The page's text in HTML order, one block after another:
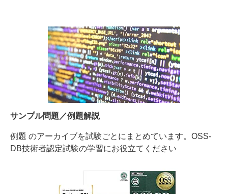
サンプル問題／例題解説
例題 のアーカイブを試験ごとにまとめています。OSS-
DB技術者認定試験の学習にお役立てください